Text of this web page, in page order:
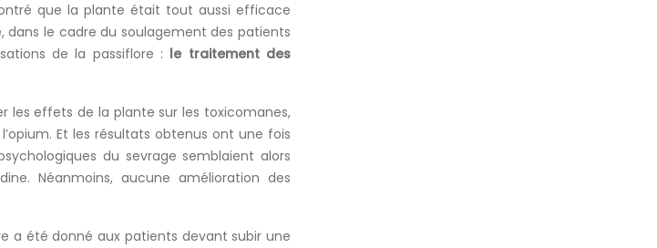
que la plante était tout aussi efficace
dans le cadre du soulagement des patients
de la passiflore : le traitement des
les effets de la plante sur les toxicomanes,
Et les résultats obtenus ont une fois
du sevrage semblaient alors
Néanmoins, aucune amélioration des
a été donné aux patients devant subir une